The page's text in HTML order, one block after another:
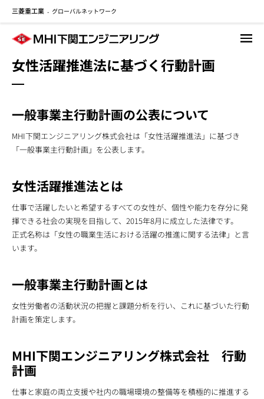
三菱重工業 - グローバルネットワーク
女性活躍推進法に基づく行動計画
一般事業主行動計画の公表について
MHI下関エンジニアリング株式会社は「女性活躍推進法」に基づき
「一般事業主行動計画」を公表します。
女性活躍推進法とは
仕事で活躍したいと希望するすべての女性が、個性や能力を存分に発
揮できる社会の実現を目指して、2015年8月に成立した法律です。
正式名称は「女性の職業生活における活躍の推進に関する法律」と言
います。
一般事業主行動計画とは
女性労働者の活動状況の把握と課題分析を行い、これに基づいた行動
計画を策定します。
MHI下関エンジニアリング株式会社 行動
計画
仕事と家庭の両立支援や社内の職場環境の整備等を積極的に推進する